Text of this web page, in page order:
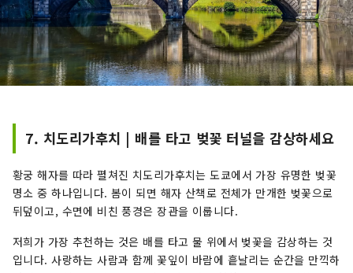
7. 치도리가후치 | 배를 타고 벚꽃 터널을 감상하세요
황궁 해자를 따라 펼쳐진 치도리가후치는 도쿄에서 가장 유명한 벚꽃
명소 중 하나입니다. 봄이 되면 해자 산책로 전체가 만개한 벚꽃으로
뒤덮이고, 수면에 비친 풍경은 장관을 이룹니다.
저희가 가장 추천하는 것은 배를 타고 물 위에서 벚꽃을 감상하는 것
입니다. 사랑하는 사람과 함께 꽃잎이 바람에 흩날리는 순간을 만끽하